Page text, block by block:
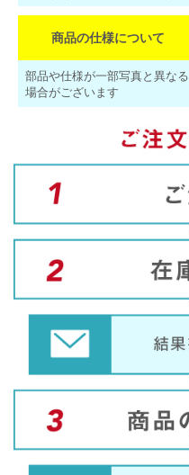
商品の仕様について
部品や仕様が一部写真と異なる
場合がございます